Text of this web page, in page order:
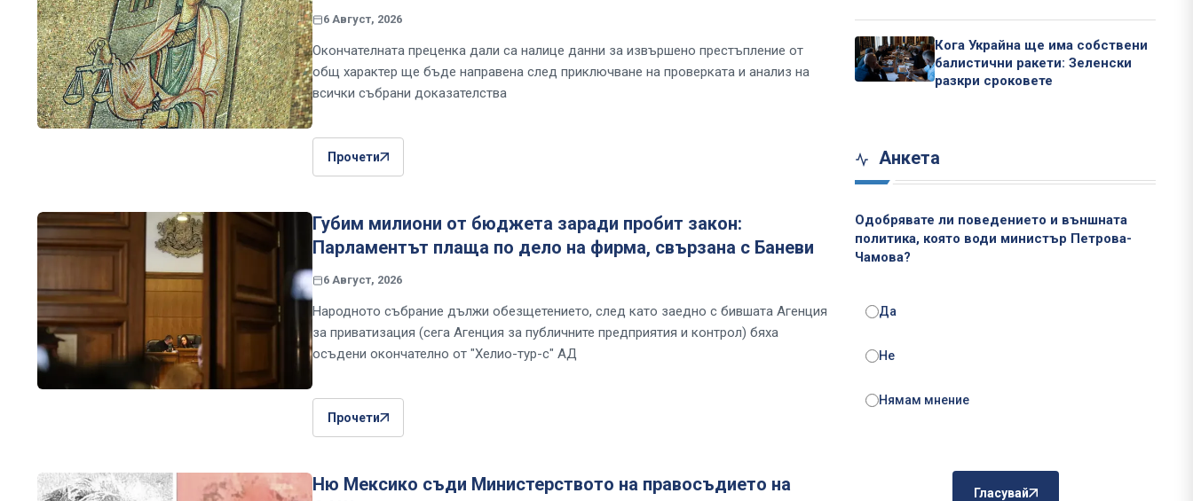
6 Август, 2026
Окончателната преценка дали са налице данни за извършено престъпление от
общ характер ще бъде направена след приключване на проверката и анализ на
всички събрани доказателства
Прочети
Губим милиони от бюджета заради пробит закон:
Парламентът плаща по дело на фирма, свързана с Баневи
6 Август, 2026
Народното събрание дължи обезщетението, след като заедно с бившата Агенция
за приватизация (сега Агенция за публичните предприятия и контрол) бяха
осъдени окончателно от "Хелио-тур-с" АД
Прочети
Ню Мексико съди Министерството на правосъдието на
Кога Украйна ще има собствени
балистични ракети: Зеленски
разкри сроковете
Анкета
Одобрявате ли поведението и външната
политика, която води министър Петрова-
Чамова?
Да
Не
Нямам мнение
Гласувай